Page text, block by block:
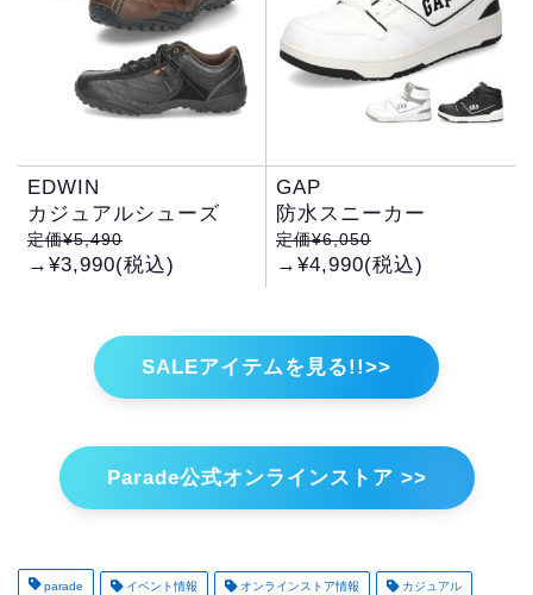
EDWIN
カジュアルシューズ
定価¥5,490
→¥3,990(税込)
GAP
防水スニーカー
定価¥6,050
→¥4,990(税込)
SALEアイテムを見る!!>>
Parade公式オンラインストア >>
parade イベント情報 オンラインストア情報 カジュアル